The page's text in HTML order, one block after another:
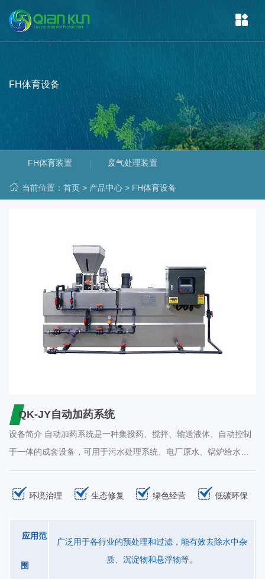
FH体育设备
FH体育装置 废气处理装置
当前位置： 首页 > 产品中心 > FH体育设备
QK-JY自动加药系统
设备简介 自动加药系统是一种集投药、搅拌、输送液体、自动控制
于一体的成套设备，可用于污水处理系统、电厂原水、锅炉给水、
油田地面集输脱水处理系统、石油化工等各行业的加药处理系统。
可投加絮凝剂、助凝剂、磷酸盐、氮液、石灰水、缓蚀剂、阻垢
制，投料均匀、分散、精准；采用三槽溢流式溶液操作系统，使设
备结构简单、体积小、安装方便；在规定的生产量及连续投液条件
环境治理 生态修复 绿色经营 低碳环保
应用范
围
广泛用于各行业的预处理和过滤，能有效去除水中杂
质、沉淀物和悬浮物等。